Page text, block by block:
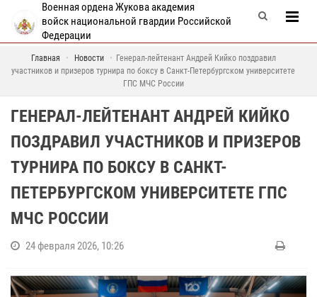
Военная ордена Жукова академия
войск национальной гвардии Российской
Федерации
Главная Новости
Генерал-лейтенант Андрей Кийко поздравил
участников и призеров турнира по боксу в Санкт-Петербургском университете
ГПС МЧС России
ГЕНЕРАЛ-ЛЕЙТЕНАНТ АНДРЕЙ КИЙКО
ПОЗДРАВИЛ УЧАСТНИКОВ И ПРИЗЕРОВ
ТУРНИРА ПО БОКСУ В САНКТ-
ПЕТЕРБУРГСКОМ УНИВЕРСИТЕТЕ ГПС
МЧС РОССИИ
24 февраля 2026, 10:26